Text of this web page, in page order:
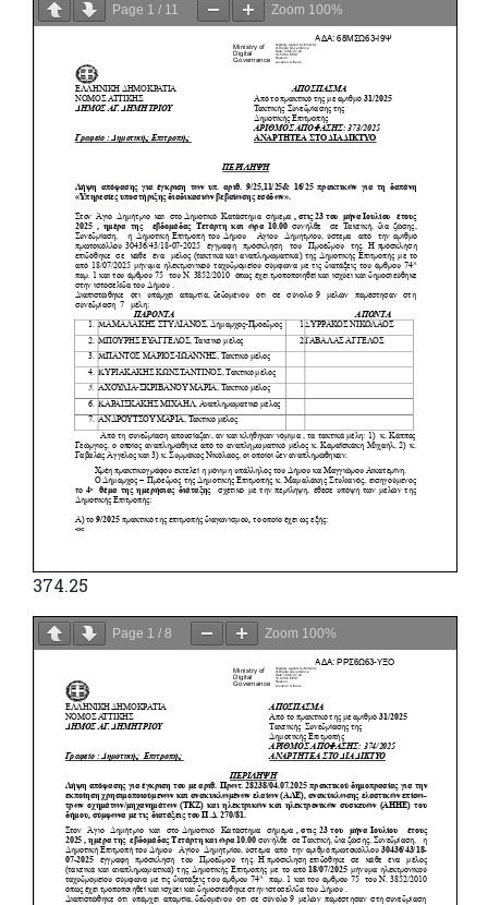
Page 1 / 11 Zoom 100%
374.25
Page 1 / 8 Zoom 100%